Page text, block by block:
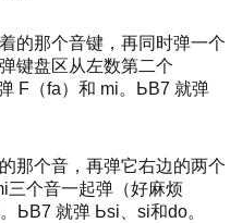
的那个音键，再同时弹一个
键盘区从左数第二个
F（fa）和 mi。ЬB7 就弹
那个音，再弹它右边的两个
三个音一起弹（好麻烦
ЬB7 就弹 Ьsi、si和do。